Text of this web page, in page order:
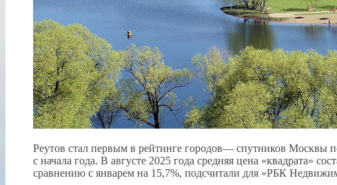
Реутов стал первым в рейтинге городов— спутников Москвы
с начала года. В августе 2025 года средняя цена «квадрата»
сравнению с январем на 15,7%, подсчитали для «РБК